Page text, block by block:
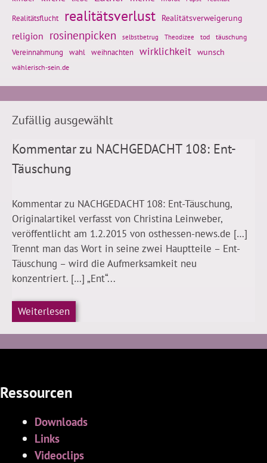
Realitätsflucht realitätsverlust Realitätsverweigerung
religion rosinenpicken selbstbetrug Theodizee tod täuschung
Vereinnahmung wahl weihnachten wirklichkeit wunsch
wählerisch-sein.de
Zufällig ausgewählt
Kommentar zu NACHGEDACHT 108: Ent-
Täuschung
Kommentar zu NACHGEDACHT 108: Ent-Täuschung,
Originalartikel verfasst von Christina Leinweber,
veröffentlicht am 1.2.2015 von osthessen-news.de […]
Trennt man das Wort in seine zwei Hauptteile – Ent-
Täuschung – wird die Aufmerksamkeit neu
konzentriert. […] „Ent“...
Weiterlesen
Ressourcen
Downloads
Links
Videoclips